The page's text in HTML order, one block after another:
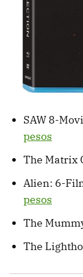
SAW 8-
pesos
The Matrix
Alien: 6-
pesos
The
The